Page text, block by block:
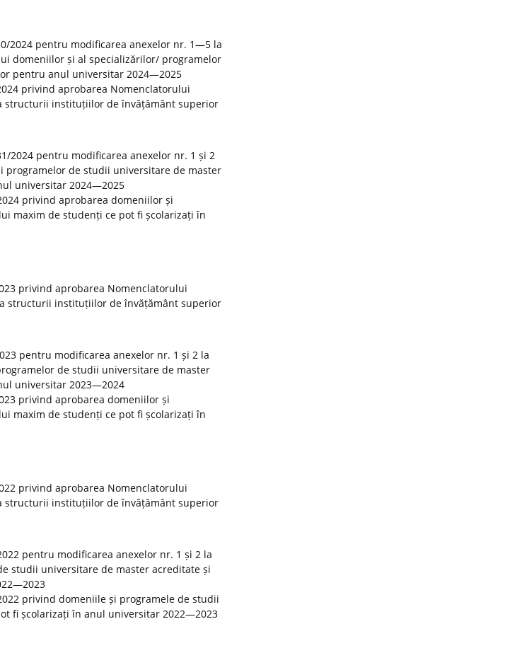
2024 pentru modificarea anexelor nr. 1—5 la
domeniilor și al specializărilor/ programelor
pentru anul universitar 2024—2025
privind aprobarea Nomenclatorului
structurii instituțiilor de învățământ superior
2024 pentru modificarea anexelor nr. 1 și 2
programelor de studii universitare de master
universitar 2024—2025
privind aprobarea domeniilor și
maxim de studenți ce pot fi școlarizați în
privind aprobarea Nomenclatorului
structurii instituțiilor de învățământ superior
pentru modificarea anexelor nr. 1 și 2 la
de studii universitare de master
universitar 2023—2024
privind aprobarea domeniilor și
maxim de studenți ce pot fi școlarizați în
privind aprobarea Nomenclatorului
structurii instituțiilor de învățământ superior
pentru modificarea anexelor nr. 1 și 2 la
studii universitare de master acreditate și
privind domeniile și programele de studii
fi școlarizați în anul universitar 2022—2023